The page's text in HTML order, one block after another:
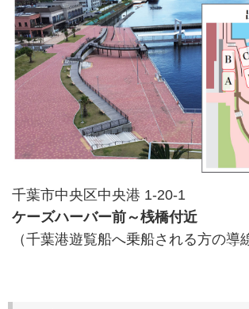
千葉市中央区中央港 1-20-1
ケーズハーバー前～桟橋付近
（千葉港遊覧船へ乗船される方の導